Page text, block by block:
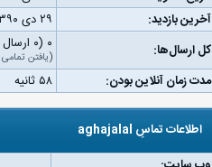
آخرین بازدید:
۲۹ دى ۱۳۹۰ ۰۶:۰۴ ب.ظ
کل ارسال‌ها:
۰ (۰ ارسال در روز | ۰ درصد از کل ارسال‌ها)
(یافتن
مدت زمان آنلاین بودن: ۵۸ ثانیه
اطلاعات تماسِ aghajalal